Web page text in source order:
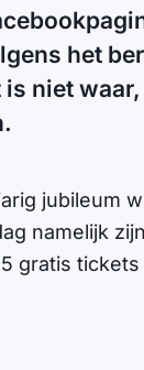
het
niet
jubileum
namelijk
gratis tickets